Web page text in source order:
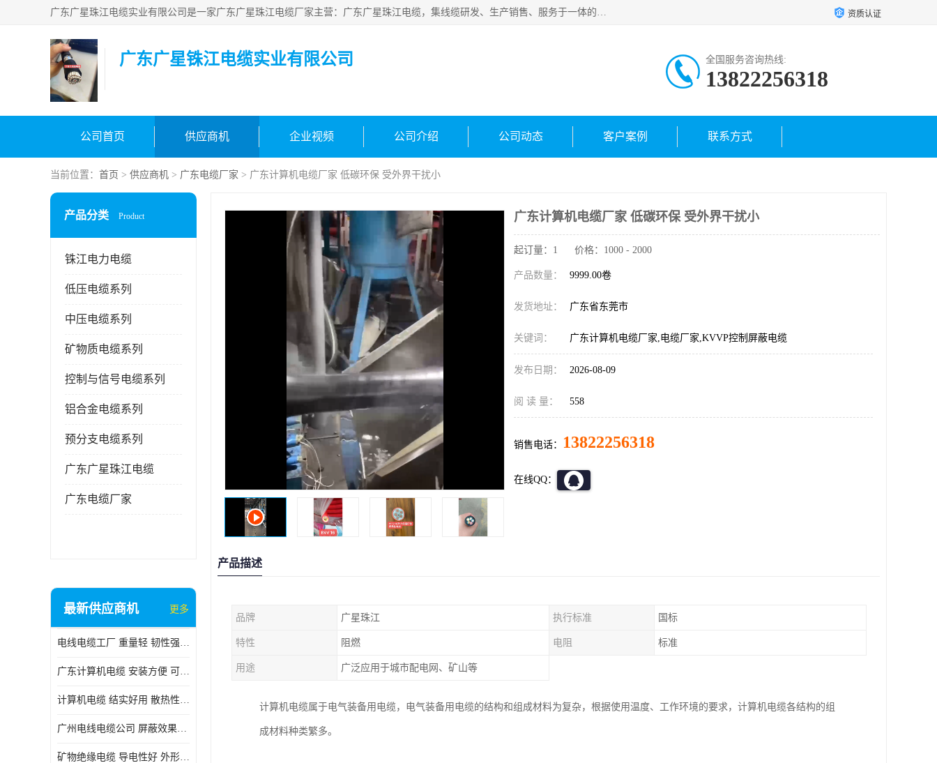
广东广星珠江电缆实业有限公司是一家广东广星珠江电缆厂家主营：广东广星珠江电缆，集线缆研发、生产销售、服务于一体的生产企业。公司自创立以来，确立了“广星珠江电缆，您的一站式采购”的战略发展口号，明确了将广星珠江打造成“线缆产品种类覆盖较广较全、质量较优、服务较好的大型综合性*化生产企业”的发展目标。 资质认证
广东广星铢江电缆实业有限公司 全国服务咨询热线:
13822256318
公司首页 供应商机 企业视频 公司介绍 公司动态 客户案例 联系方式
当前位置： 首页 > 供应商机 > 广东电缆厂家 > 广东计算机电缆厂家 低碳环保 受外界干扰小
产品分类 Product
铢江电力电缆
低压电缆系列
中压电缆系列
矿物质电缆系列
控制与信号电缆系列
铝合金电缆系列
预分支电缆系列
广东广星珠江电缆
广东电缆厂家
最新供应商机 更多
电线电缆工厂 重量轻 韧性强 体积小 连接简单
广东计算机电缆 安装方便 可随意弯曲折叠
计算机电缆 结实好用 散热性良好
广州电线电缆公司 屏蔽效果良好 拆卸安装方便
矿物绝缘电缆 导电性好 外形美观大方
广东计算机电缆厂家 低碳环保 受外界干扰小
起订量：1 价格：1000 - 2000
产品数量： 9999.00卷
发货地址： 广东省东莞市
关键词： 广东计算机电缆厂家,电缆厂家,KVVP控制屏蔽电缆
发布日期： 2026-08-09
阅 读 量： 558
销售电话： 13822256318
在线QQ：
产品描述
品牌 广星珠江 执行标准 国标
特性 阻燃 电阻 标准
用途 广泛应用于城市配电网、矿山等
计算机电缆属于电气装备用电缆，电气装备用电缆的结构和组成材料为复杂，根据使用温度、工作环境的要求，计算机电缆各结构的组
成材料种类繁多。